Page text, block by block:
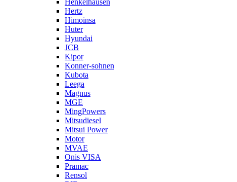
Henkelhausen
Hertz
Himoinsa
Huter
Hyundai
JCB
Kipor
Konner-sohnen
Kubota
Leega
Magnus
MGE
MingPowers
Mitsudiesel
Mitsui Power
Motor
MVAE
Onis VISA
Pramac
Rensol